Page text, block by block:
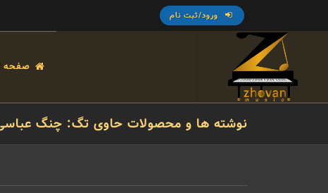
ورود/ثبت نام
صفحه
نوشته ها و محصولات حاوی تگ: چنگ